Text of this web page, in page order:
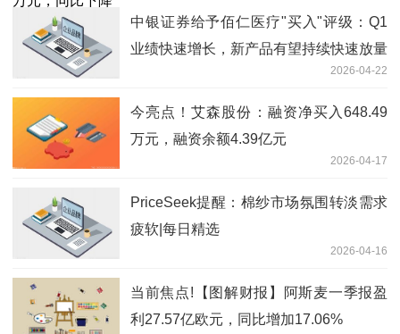
中银证券给予佰仁医疗"买入"评级：Q1
业绩快速增长，新产品有望持续快速放量
2026-04-22
今亮点！艾森股份：融资净买入648.49
万元，融资余额4.39亿元
2026-04-17
PriceSeek提醒：棉纱市场氛围转淡需求
疲软|每日精选
2026-04-16
当前焦点!【图解财报】阿斯麦一季报盈
利27.57亿欧元，同比增加17.06%